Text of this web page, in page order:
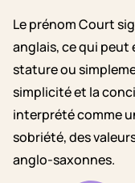
Le prénom Court
anglais, ce qui
stature ou
simplicité et la
interprété comme
sobriété, des
anglo-saxonnes.